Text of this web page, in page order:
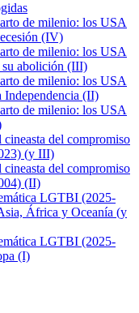
de milenio: los USA
(IV)
de milenio: los USA
su abolición (III)
de milenio: los USA
Independencia (II)
de milenio: los USA
del compromiso
(y III)
del compromiso
(II)
LGTBI (2025-
África y Oceanía (y
LGTBI (2025-
(I)